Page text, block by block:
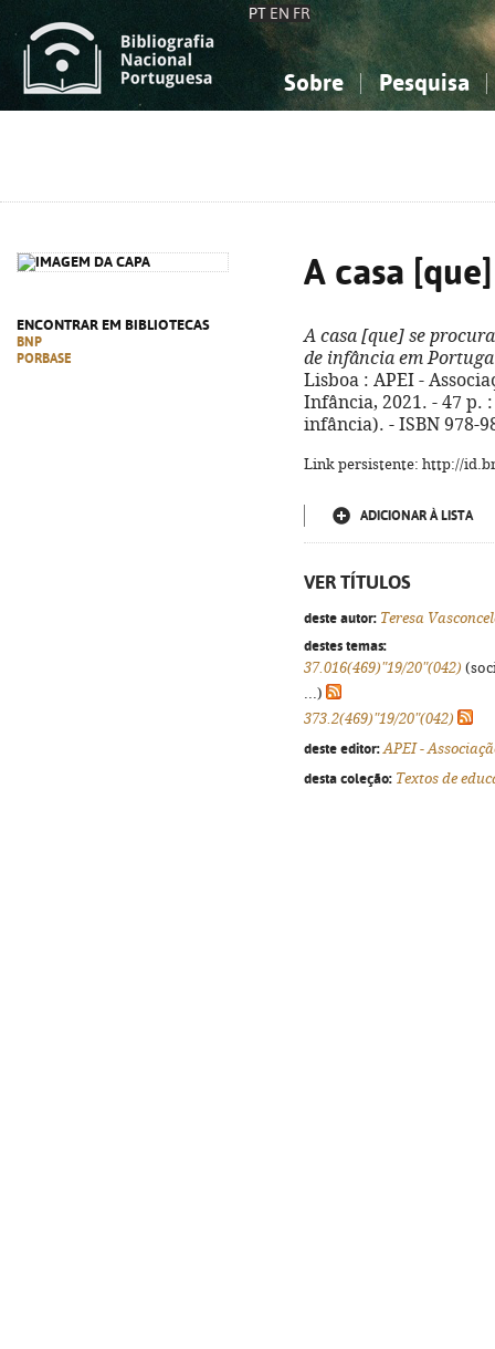
PT EN FR
Sobre Pesquisa
ENCONTRAR EM BIBLIOTECAS
BNP
PORBASE
A casa
A casa [que] se procura
de infância em
Lisboa : APEI -
Infância, 2021. - 47 p.
infância). - ISBN 978-
Link persistente: http://
ADICIONAR À LISTA
VER TÍTULOS
deste autor: Teresa
destes temas:
37.016(469)"19/20"(042)
...)
373.2(469)"19/20"(042)
deste editor: APEI -
desta coleção: Textos de